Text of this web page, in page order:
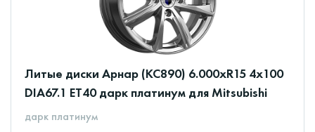
Литые диски Арнар (КС890) 6.000xR15 4x100
DIA67.1 ET40 дарк платинум для Mitsubishi
дарк платинум